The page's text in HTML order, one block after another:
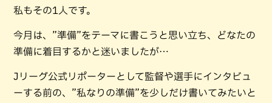
私もその1人です。
今月は、”準備”をテーマに書こうと思い立ち、どなたの
準備に着目するかと迷いましたが…
Jリーグ公式リポーターとして監督や選手にインタビュ
ーする前の、”私なりの準備”を少しだけ書いてみたいと